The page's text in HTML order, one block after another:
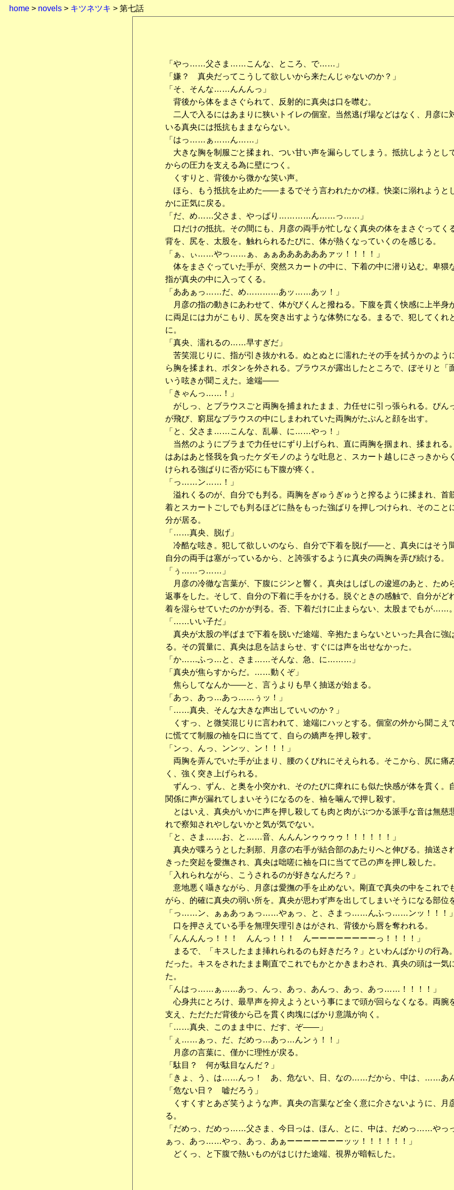
「やっ……父さま……こんな、ところ、で……」
「嫌？ 真央だってこうして欲しいから来たんじゃないのか？」
「そ、そんな……んんんっ」
背後から体をまさぐられて、反射的に真央は口を噤む。
二人で入るにはあまりに狭いトイレの個室。当然逃げ場などはなく、月彦に
いる真央には抵抗もままならない。
「はっ……ぁ……ん……」
大きな胸を制服ごと揉まれ、つい甘い声を漏らしてしまう。抵抗しようとし
からの圧力を支える為に壁につく。
くすりと、背後から微かな笑い声。
ほら、もう抵抗を止めた――まるでそう言われたかの様。快楽に溺れようと
かに正気に戻る。
「だ、め……父さま、やっぱり…………ん……っ……」
口だけの抵抗。その間にも、月彦の両手が忙しなく真央の体をまさぐってく
背を、尻を、太股を。触れられるたびに、体が熱くなっていくのを感じる。
「ぁ、ぃ……やっ……ぁ、ぁぁああああああァッ！！！！」
体をまさぐっていた手が、突然スカートの中に、下着の中に潜り込む。卑猥
指が真央の中に入ってくる。
「ああぁっ……だ、め…………あッ……あッ！」
月彦の指の動きにあわせて、体がびくんと撥ねる。下腹を貫く快感に上半身
に両足には力がこもり、尻を突き出すような体勢になる。まるで、犯してくれ
に。
「真央、濡れるの……早すぎだ」
苦笑混じりに、指が引き抜かれる。ぬとぬとに濡れたその手を拭うかのよう
ら胸を揉まれ、ボタンを外される。ブラウスが露出したところで、ぼそりと
いう呟きが聞こえた。途端――
「きゃんっ……！」
がしっ、とブラウスごと両胸を捕まれたまま、力任せに引っ張られる。ぴん
が飛び、窮屈なブラウスの中にしまわれていた両胸がたぷんと顔を出す。
「と、父さま……こんな、乱暴、に……やっ！」
当然のようにブラまで力任せにずり上げられ、直に両胸を掴まれ、揉まれる
はあはあと怪我を負ったケダモノのような吐息と、スカート越しにさっきから
けられる強ばりに否が応にも下腹が疼く。
「っ……ン……！」
溢れくるのが、自分でも判る。両胸をぎゅうぎゅうと搾るように揉まれ、首
着とスカートごしでも判るほどに熱をもった強ばりを押しつけられ、そのこと
分が居る。
「……真央、脱げ」
冷酷な呟き。犯して欲しいのなら、自分で下着を脱げ――と、真央にはそう
自分の両手は塞がっているから、と誇張するように真央の両胸を弄び続ける。
「ぅ……っ……」
月彦の冷徹な言葉が、下腹にジンと響く。真央はしばしの逡巡のあと、ため
返事をした。そして、自分の下着に手をかける。脱ぐときの感触で、自分がど
着を湿らせていたのかが判る。否、下着だけに止まらない、太股までもが……
「……いい子だ」
真央が太股の半ばまで下着を脱いだ途端、辛抱たまらないといった具合に強
る。その質量に、真央は息を詰まらせ、すぐには声を出せなかった。
「か……ふっ…と、さま……そんな、急、に………」
「真央が焦らすからだ。……動くぞ」
焦らしてなんか――と、言うよりも早く抽送が始まる。
「あっ、あっ…あっ……ぅッ！」
「……真央、そんな大きな声出していいのか？」
くすっ、と微笑混じりに言われて、途端にハッとする。個室の外から聞こえ
に慌てて制服の袖を口に当てて、自らの嬌声を押し殺す。
「ンっ、んっ、ンンッ、ン！！！」
両胸を弄んでいた手が止まり、腰のくびれにそえられる。そこから、尻に痛
く、強く突き上げられる。
ずんっ、ずん、と奥を小突かれ、そのたびに痺れにも似た快感が体を貫く。
関係に声が漏れてしまいそうになるのを、袖を噛んで押し殺す。
とはいえ、真央がいかに声を押し殺しても肉と肉がぶつかる派手な音は無慈
れで察知されやしないかと気が気でない。
「と、さま……お、と……音、んんんンゥゥゥゥ！！！！！！」
真央が喋ろうとした刹那、月彦の右手が結合部のあたりへと伸びる。抽送さ
きった突起を愛撫され、真央は咄嗟に袖を口に当てて己の声を押し殺した。
「入れられながら、こうされるのが好きなんだろ？」
意地悪く囁きながら、月彦は愛撫の手を止めない。剛直で真央の中をこれで
がら、的確に真央の弱い所を。真央が思わず声を出してしまいそうになる部位
「っ……ン、ぁぁあっぁっ……やぁっ、と、さまっ……んふっ……ンッ！！！
口を押さえている手を無理矢理引きはがされ、背後から唇を奪われる。
「んんんんっ！！！ んんっ！！！ んーーーーーーーーっ！！！！」
まるで、「キスしたまま挿れられるのも好きだろ？」といわんばかりの行為
だった。キスをされたまま剛直でこれでもかとかきまわされ、真央の頭は一気
た。
「んはっ……ぁ……あっ、んっ、あっ、あんっ、あっ、あっ……！！！！」
心身共にとろけ、最早声を抑えようという事にまで頭が回らなくなる。両腕
支え、ただただ背後から己を貫く肉塊にばかり意識が向く。
「……真央、このまま中に、だす、ぞ――」
「ぇ……ぁっ、だ、だめっ…あっ…んンぅ！！」
月彦の言葉に、僅かに理性が戻る。
「駄目？ 何が駄目なんだ？」
「きょ、う、は……んっ！ あ、危ない、日、なの……だから、中は、……あ
「危ない日？ 嘘だろう」
くすくすとあざ笑うような声。真央の言葉など全く意に介さないように、月
る。
「だめっ、だめっ……父さま、今日っは、ほん、とに、中は、だめっ……やっ
ぁっ、あっ……やっ、あっ、あぁーーーーーーーッッ！！！！！！」
どくっ、と下腹で熱いものがはじけた途端、視界が暗転した。
home > novels > キツネツキ > 第七話